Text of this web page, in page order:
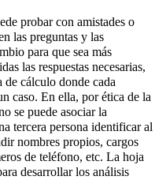
probar con amistades o
las preguntas y las
para que sea más
las respuestas necesarias,
de cálculo donde cada
caso. En ella, por ética de la
se puede asociar la
tercera persona identificar al
nombres propios, cargos
de teléfono, etc. La hoja
desarrollar los análisis